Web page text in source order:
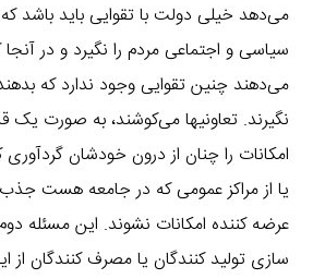
می‌دهد خیلی دولت با تقوایی باید باشد
سیاسی و اجتماعی مردم را نگیرد و در آنجا
می‌دهند چنین تقوایی وجود ندارد که بدهند
نگیرند. تعاونیها می‌کوشند، به صورت یک
امکانات را چنان از درون خودشان
یا از مراکز عمومی که در جامعه هست جذب
عرضه کننده امکانات نشوند. این مسئله
سازی تولید کنندگان یا مصرف کنندگان از